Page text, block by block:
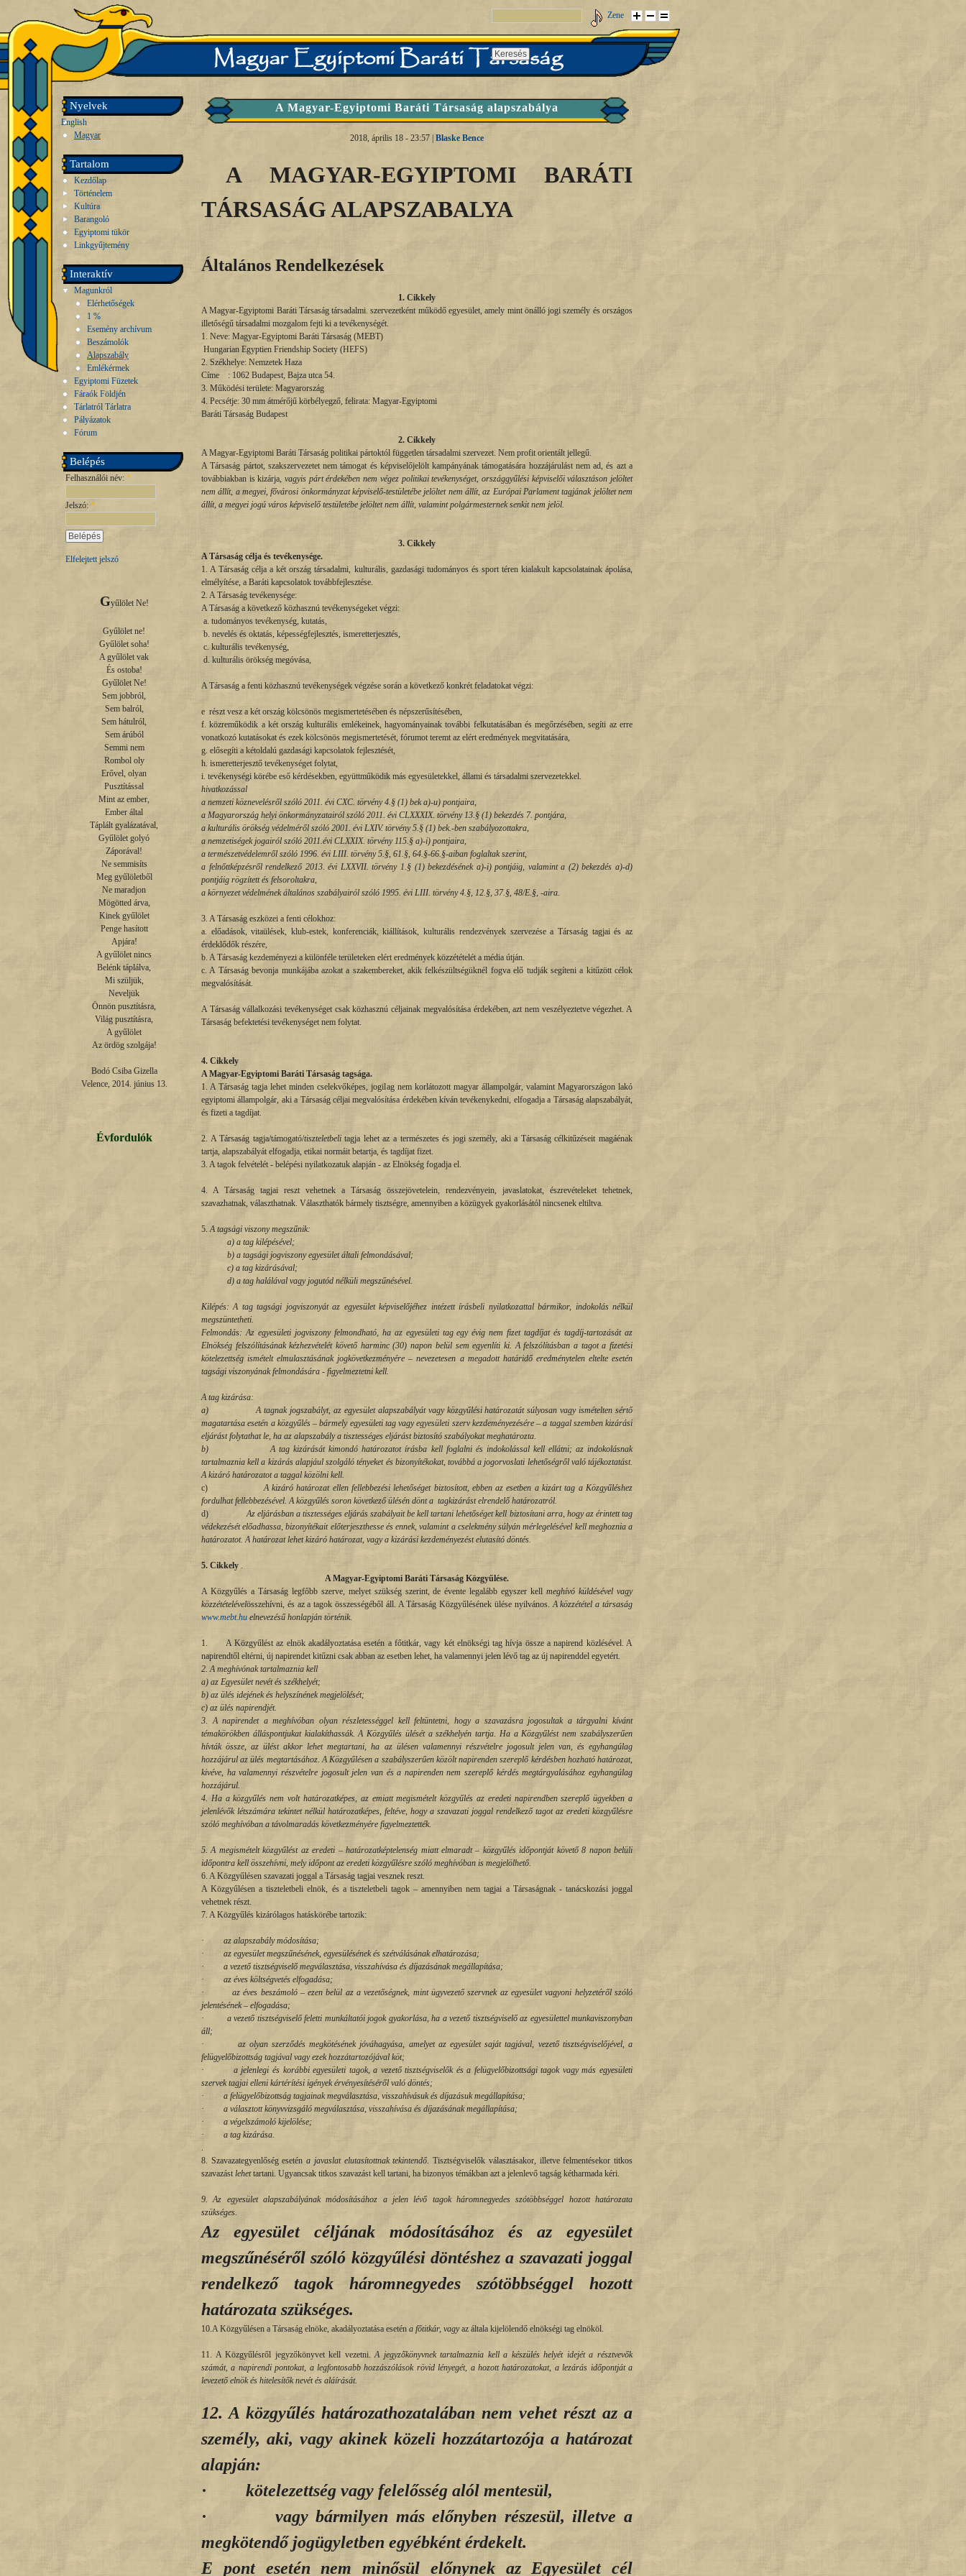
Zene
Nyelvek
English
Magyar
Tartalom
Kezdőlap
Történelem
Kultúra
Barangoló
Egyiptomi tükör
Linkgyűjtemény
Interaktív
Magunkról
Elérhetőségek
1 %
Esemény archívum
Beszámolók
Alapszabály
Emlékérmek
Egyiptomi Füzetek
Fáraók Földjén
Tárlatról Tárlatra
Pályázatok
Fórum
Belépés
Felhasználói név: *
Jelszó: *
Elfelejtett jelszó
Gyűlölet Ne!
Gyűlölet ne!
Gyűlölet soha!
A gyűlölet vak
És ostoba!
Gyűlölet Ne!
Sem jobbról,
Sem balról,
Sem hátulról,
Sem árúból
Semmi nem
Rombol oly
Erővel, olyan
Pusztítással
Mint az ember,
Ember által
Táplált gyalázatával,
Gyűlölet golyó
Záporával!
Ne semmisíts
Meg gyűlöletből
Ne maradjon
Mögötted árva,
Kinek gyűlölet
Penge hasított
Apjára!
A gyűlölet nincs
Belénk táplálva,
Mi szüljük,
Neveljük
Önnön pusztításra,
Világ pusztításra,
A gyűlölet
Az ördög szolgája!
Bodó Csiba Gizella
Velence, 2014. június 13.
Évfordulók
A Magyar-Egyiptomi Baráti Társaság alapszabálya
2018, április 18 - 23:57 | Blaske Bence
A MAGYAR-EGYIPTOMI BARÁTI
TÁRSASÁG ALAPSZABALYA
Általános Rendelkezések
1. Cikkely
A Magyar-Egyiptomi Baráti Társaság társadalmi. szervezetként működő egyesület, amely mint önálló jogi személy és országos
illetőségű társadalmi mozgalom fejti ki a tevékenységét.
1. Neve: Magyar-Egyiptomi Baráti Társaság (MEBT)
Hungarian Egyptien Friendship Society (HEFS)
2. Székhelye: Nemzetek Haza
Címe : 1062 Budapest, Bajza utca 54.
3. Működési területe: Magyarország
4. Pecsétje: 30 mm átmérőjű körbélyegző, felirata: Magyar-Egyiptomi
Baráti Társaság Budapest
2. Cikkely
A Magyar-Egyiptomi Baráti Társaság politikai pártoktól független társadalmi szervezet. Nem profit orientált jellegű.
A Társaság pártot, szakszervezetet nem támogat és képviselőjelölt kampányának támogatására hozzájárulást nem ad, és azt a
továbbiakban is kizárja,vagyis párt érdekében nem végez politikai tevékenységet, országgyűlési képviselői választáson jelöltet
nem állít, a megyei, fővárosi önkormányzat képviselő-testületébe jelöltet nem állít, az Európai Parlament tagjának jelöltet nem
állít, a megyei jogú város képviselő testületébe jelöltet nem állít, valamint polgármesternek senkit nem jelöl.
3. Cikkely
A Társaság célja és tevékenysége.
1. A Társaság célja a két ország társadalmi, kulturális, gazdasági tudományos és sport téren kialakult kapcsolatainak ápolása,
elmélyítése, a Baráti kapcsolatok továbbfejlesztése.
2. A Társaság tevékenysége:
A Társaság a következő közhasznú tevékenységeket végzi:
a. tudományos tevékenység, kutatás,
b. nevelés és oktatás, képességfejlesztés, ismeretterjesztés,
c. kulturális tevékenység,
d. kulturális örökség megóvása,
A Társaság a fenti közhasznú tevékenységek végzése során a következő konkrét feladatokat végzi:
e részt vesz a két ország kölcsönös megismertetésében és népszerűsítésében,
f. közreműködik a két ország kulturális emlékeinek, hagyományainak további felkutatásában és megőrzésében, segíti az erre
vonatkozó kutatásokat és ezek kölcsönös megismertetését, fórumot teremt az elért eredmények megvitatására,
g. elősegíti a kétoldalú gazdasági kapcsolatok fejlesztését,
h. ismeretterjesztő tevékenységet folytat,
i. tevékenységi körébe eső kérdésekben, együttműködik más egyesületekkel, állami és társadalmi szervezetekkel.
hivatkozással
a nemzeti köznevelésről szóló 2011. évi CXC. törvény 4.§ (1) bek a)-u) pontjaira,
a Magyarország helyi önkormányzatairól szóló 2011. évi CLXXXIX. törvény 13.§ (1) bekezdés 7. pontjára,
a kulturális örökség védelméről szóló 2001. évi LXIV. törvény 5.§ (1) bek.-ben szabályozottakra,
a nemzetiségek jogairól szóló 2011.évi CLXXIX. törvény 115.§ a)-i) pontjaira,
a természetvédelemről szóló 1996. évi LIII. törvény 5.§, 61.§, 64.§-66.§-aiban foglaltak szerint,
a felnőttképzésről rendelkező 2013. évi LXXVII. törvény 1.§ (1) bekezdésének a)-i) pontjáig, valamint a (2) bekezdés a)-d)
pontjáig rögzített és felsoroltakra,
a környezet védelmének általános szabályairól szóló 1995. évi LIII. törvény 4.§, 12.§, 37.§, 48/E.§, -aira.
3. A Társaság eszközei a fenti célokhoz:
a. előadások, vitaülések, klub-estek, konferenciák, kiállítások, kulturális rendezvények szervezése a Társaság tagjai és az
érdeklődők részére,
b. A Társaság kezdeményezi a különféle területeken elért eredmények közzétételét a média útján.
c. A Társaság bevonja munkájába azokat a szakembereket, akik felkészültségüknél fogva elő tudják segíteni a kitűzött célok
megvalósítását.
A Társaság vállalkozási tevékenységet csak közhasznú céljainak megvalósítása érdekében, azt nem veszélyeztetve végezhet. A
Társaság befektetési tevékenységet nem folytat.
4. Cikkely
A Magyar-Egyiptomi Baráti Társaság tagsága.
1. A Társaság tagja lehet minden cselekvőképes, jogilag nem korlátozott magyar állampolgár, valamint Magyarországon lakó
egyiptomi állampolgár, aki a Társaság céljai megvalósítása érdekében kíván tevékenykedni, elfogadja a Társaság alapszabályát,
és fizeti a tagdíjat.
2. A Társaság tagja/támogató/tiszteletbelitagja lehet az a természetes és jogi személy, aki a Társaság célkitűzéseit magáénak
tartja, alapszabályát elfogadja, etikai normáit betartja, és tagdíjat fizet.
3. A tagok felvételét - belépési nyilatkozatuk alapján - az Elnökség fogadja el.
4. A Társaság tagjai reszt vehetnek a Társaság összejövetelein, rendezvényein, javaslatokat, észrevételeket tehetnek,
szavazhatnak, választhatnak. Választhatók bármely tisztségre, amennyiben a közügyek gyakorlásától nincsenek eltiltva.
5.A tagsági viszony megszűnik:
a) a tag kilépésével;
b) a tagsági jogviszony egyesület általi felmondásával;
c) a tag kizárásával;
d) a tag halálával vagy jogutód nélküli megszűnésével.
Kilépés: A tag tagsági jogviszonyát az egyesület képviselőjéhez intézett írásbeli nyilatkozattal bármikor, indokolás nélkül
megszüntetheti.
Felmondás: Az egyesületi jogviszony felmondható, ha az egyesületi tag egy évig nem fizet tagdíjat és tagdíj-tartozását az
Elnökség felszólításának kézhezvételét követő harminc (30) napon belül sem egyenlíti ki. A felszólításban a tagot a fizetési
kötelezettség ismételt elmulasztásának jogkövetkezményére – nevezetesen a megadott határidő eredménytelen eltelte esetén
tagsági viszonyának felmondására - figyelmeztetni kell.
A tag kizárása:
a)A tagnak jogszabályt, az egyesület alapszabályát vagy közgyűlési határozatát súlyosan vagy ismételten sértő
magatartása esetén a közgyűlés – bármely egyesületi tag vagy egyesületi szerv kezdeményezésére – a taggal szemben kizárási
eljárást folytathat le, ha az alapszabály a tisztességes eljárást biztosító szabályokat meghatározta.
b)A tag kizárását kimondó határozatot írásba kell foglalni és indokolással kell ellátni; az indokolásnak
tartalmaznia kell a kizárás alapjául szolgáló tényeket és bizonyítékokat, továbbá a jogorvoslati lehetőségről való tájékoztatást.
A kizáró határozatot a taggal közölni kell.
c)A kizáró határozat ellen fellebbezési lehetőséget biztosított, ebben az esetben a kizárt tag a Közgyűléshez
fordulhat fellebbezésével. A közgyűlés soron következő ülésén dönt a tagkizárást elrendelő határozatról.
d)Az eljárásban a tisztességes eljárás szabályait be kell tartani lehetőséget kell biztosítani arra, hogy az érintett tag
védekezését előadhassa, bizonyítékait előterjeszthesse és ennek, valamint a cselekmény súlyán mérlegelésével kell meghoznia a
határozatot. A határozat lehet kizáró határozat, vagy a kizárási kezdeményezést elutasító döntés.
5. Cikkely .
A Magyar-Egyiptomi Baráti Társaság Közgyűlése.
A Közgyűlés a Társaság legfőbb szerve, melyet szükség szerint, de évente legalább egyszer kellmeghívó küldésével vagy
közzétételévelösszehívni, és az a tagok összességéből áll. A Társaság Közgyűlésének ülése nyilvános.A közzététel a társaság
www.mebt.hu elnevezésű honlapján történik.
1. A Közgyűlést az elnök akadályoztatása esetén a főtitkár, vagy két elnökségi tag hívja össze a napirend közlésével. A
napirendtől eltérni, új napirendet kitűzni csak abban az esetben lehet, ha valamennyi jelen lévő tag az új napirenddel egyetért.
2. A meghívónak tartalmaznia kell
a) az Egyesület nevét és székhelyét;
b) az ülés idejének és helyszínének megjelölését;
c) az ülés napirendjét.
3. A napirendet a meghívóban olyan részletességgel kell feltüntetni, hogy a szavazásra jogosultak a tárgyalni kívánt
témakörökben álláspontjukat kialakíthassák. A Közgyűlés ülését a székhelyén tartja. Ha a Közgyűlést nem szabályszerűen
hívták össze, az ülést akkor lehet megtartani, ha az ülésen valamennyi részvételre jogosult jelen van, és egyhangúlag
hozzájárul az ülés megtartásához. A Közgyűlésen a szabályszerűen közölt napirenden szereplő kérdésben hozható határozat,
kivéve, ha valamennyi részvételre jogosult jelen van és a napirenden nem szereplő kérdés megtárgyalásához egyhangúlag
hozzájárul.
4. Ha a közgyűlés nem volt határozatképes, az emiatt megismételt közgyűlés az eredeti napirendben szereplő ügyekben a
jelenlévők létszámára tekintet nélkül határozatképes, feltéve, hogy a szavazati joggal rendelkező tagot az eredeti közgyűlésre
szóló meghívóban a távolmaradás következményére figyelmeztették.
5. A megismételt közgyűlést az eredeti – határozatképtelenség miatt elmaradt – közgyűlés időpontját követő 8 napon belüli
időpontra kell összehívni, mely időpont az eredeti közgyűlésre szóló meghívóban is megjelölhető.
6. A Közgyűlésen szavazati joggal a Társaság tagjai vesznek reszt.
A Közgyűlésen a tiszteletbeli elnök, és a tiszteletbeli tagok – amennyiben nem tagjai a Társaságnak - tanácskozási joggal
vehetnek részt.
7. A Közgyűlés kizárólagos hatáskörébe tartozik:
· az alapszabály módosítása;
· az egyesület megszűnésének, egyesülésének és szétválásának elhatározása;
· a vezető tisztségviselő megválasztása, visszahívása és díjazásának megállapítása;
· az éves költségvetés elfogadása;
· az éves beszámoló – ezen belül az a vezetőségnek, mint ügyvezető szervnek az egyesület vagyoni helyzetéről szóló
jelentésének – elfogadása;
· a vezető tisztségviselő feletti munkáltatói jogok gyakorlása, ha a vezető tisztségviselő az egyesülettel munkaviszonyban
áll;
· az olyan szerződés megkötésének jóváhagyása, amelyet az egyesület saját tagjával, vezető tisztségviselőjével, a
felügyelőbizottság tagjával vagy ezek hozzátartozójával köt;
· a jelenlegi és korábbi egyesületi tagok, a vezető tisztségviselők és a felügyelőbizottsági tagok vagy más egyesületi
szervek tagjai elleni kártérítési igények érvényesítéséről való döntés;
· a felügyelőbizottság tagjainak megválasztása, visszahívásuk és díjazásuk megállapítása;
· a választott könyvvizsgáló megválasztása, visszahívása és díjazásának megállapítása;
· a végelszámoló kijelölése;
· a tag kizárása.
.
8. Szavazategyenlőség eseténa javaslat elutasítottnak tekintendő. Tisztségviselők választásakor, illetve felmentésekor titkos
szavazást lehettartani. Ugyancsak titkos szavazást kell tartani, ha bizonyos témákban azt a jelenlevő tagság kétharmada kéri.
9. Az egyesület alapszabályának módosításához a jelen lévő tagok háromnegyedes szótöbbséggel hozott határozata
szükséges.
Az egyesület céljának módosításához és az egyesület
megszűnéséről szóló közgyűlési döntéshez a szavazati joggal
rendelkező tagok háromnegyedes szótöbbséggel hozott
határozata szükséges.
10.A Közgyűlésen a Társaság elnöke, akadályoztatása esetén a főtitkár, vagyaz általa kijelölendő elnökségi tag elnököl.
11. A Közgyűlésről jegyzőkönyvet kell vezetni.A jegyzőkönyvnek tartalmaznia kell a készülés helyét idejét a résztvevők
számát, a napirendi pontokat, a legfontosabb hozzászólások rövid lényegét, a hozott határozatokat, a lezárás időpontját a
levezető elnök és hitelesítők nevét és aláírását.
12. A közgyűlés határozathozatalában nem vehet részt az a
személy, aki, vagy akinek közeli hozzátartozója a határozat
alapján:
· kötelezettség vagy felelősség alól mentesül,
· vagy bármilyen más előnyben részesül, illetve a
megkötendő jogügyletben egyébként érdekelt.
E pont esetén nem minősül előnynek az Egyesület cél